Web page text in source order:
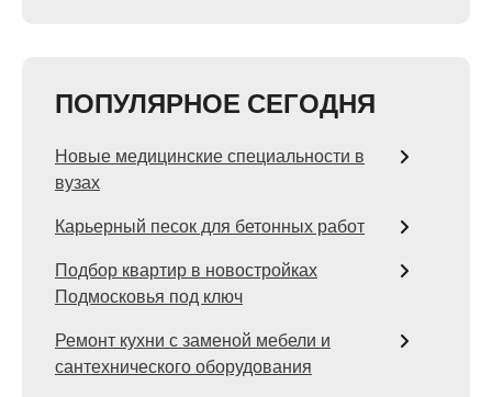
ПОПУЛЯРНОЕ СЕГОДНЯ
Новые медицинские специальности в
вузах
Карьерный песок для бетонных работ
Подбор квартир в новостройках
Подмосковья под ключ
Ремонт кухни с заменой мебели и
сантехнического оборудования